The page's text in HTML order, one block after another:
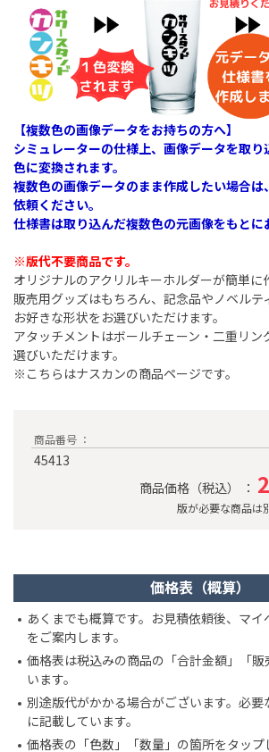
【複数色の画像データをお持ちの方へ】
シミュレーターの仕様上、画像データを取
色に変換されます。
複数色の画像データのまま作成したい場合
依頼ください。
仕様書は取り込んだ複数色の元画像をもとに
※版代不要商品です。
オリジナルのアクリルキーホルダーが簡単に
販売用グッズはもちろん、記念品やノベルテ
お好きな形状をお選びいただけます。
アタッチメントはボールチェーン・二重リン
選びいただけます。
※こちらはナスカンの商品ページです。
商品番号 ：
45413
商品価格（税込） ：
版が必要な商品は
価格表（概算）
あくまでも概算です。お見積依頼後、マ
をご案内します。
価格表は税込みの商品の「合計金額」「販
います。
別途版代がかかる場合がございます。必要
に記載しています。
価格表の「色数」「数量」の箇所をタップ